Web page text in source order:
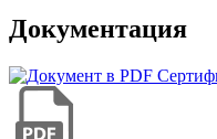
Документация